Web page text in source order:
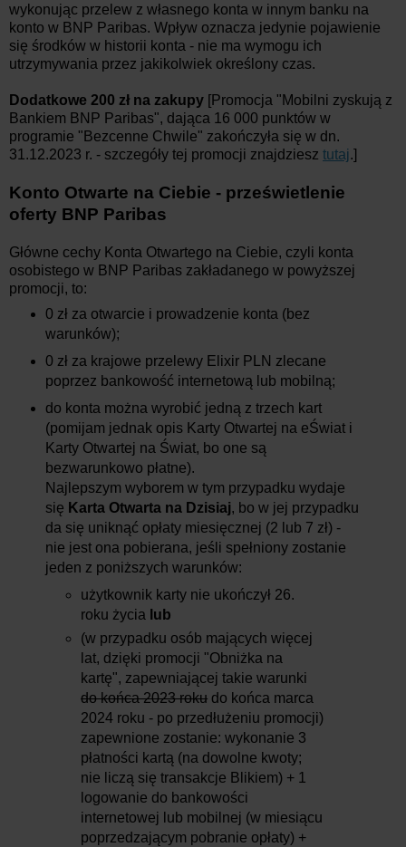
wykonując przelew z własnego konta w innym banku na
konto w BNP Paribas. Wpływ oznacza jedynie pojawienie
się środków w historii konta - nie ma wymogu ich
utrzymywania przez jakikolwiek określony czas.
Dodatkowe 200 zł na zakupy [Promocja "Mobilni zyskują z
Bankiem BNP Paribas", dająca 16 000 punktów w
programie "Bezcenne Chwile" zakończyła się w dn.
31.12.2023 r. - szczegóły tej promocji znajdziesz tutaj.]
Konto Otwarte na Ciebie - prześwietlenie
oferty BNP Paribas
Główne cechy Konta Otwartego na Ciebie, czyli konta
osobistego w BNP Paribas zakładanego w powyższej
promocji, to:
0 zł za otwarcie i prowadzenie konta (bez
warunków);
0 zł za krajowe przelewy Elixir PLN zlecane
poprzez bankowość internetową lub mobilną;
do konta można wyrobić jedną z trzech kart
(pomijam jednak opis Karty Otwartej na eŚwiat i
Karty Otwartej na Świat, bo one są
bezwarunkowo płatne).
Najlepszym wyborem w tym przypadku wydaje
się Karta Otwarta na Dzisiaj, bo w jej przypadku
da się uniknąć opłaty miesięcznej (2 lub 7 zł) -
nie jest ona pobierana, jeśli spełniony zostanie
jeden z poniższych warunków:
użytkownik karty nie ukończył 26.
roku życia lub
(w przypadku osób mających więcej
lat, dzięki promocji "Obniżka na
kartę", zapewniającej takie warunki
do końca 2023 roku do końca marca
2024 roku - po przedłużeniu promocji)
zapewnione zostanie: wykonanie 3
płatności kartą (na dowolne kwoty;
nie liczą się transakcje Blikiem) + 1
logowanie do bankowości
internetowej lub mobilnej (w miesiącu
poprzedzającym pobranie opłaty) +